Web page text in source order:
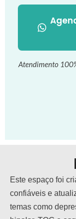
Atendimento
Este espaço foi
confiáveis e
temas como